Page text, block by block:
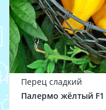
Перец сладкий
Палермо жёлтый F1